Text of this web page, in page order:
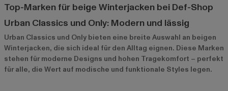
Top-Marken für beige Winterjacken bei Def-Shop
Urban Classics und Only: Modern und lässig
Urban Classics und Only bieten eine breite Auswahl an beigen
Winterjacken, die sich ideal für den Alltag eignen. Diese Marken
stehen für moderne Designs und hohen Tragekomfort – perfekt
für alle, die Wert auf modische und funktionale Styles legen.